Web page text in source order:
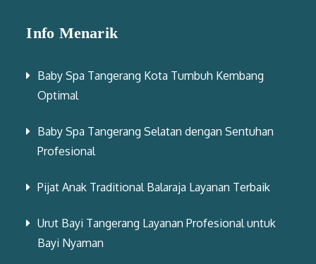
Info Menarik
Baby Spa Tangerang Kota Tumbuh Kembang
Optimal
Baby Spa Tangerang Selatan dengan Sentuhan
Profesional
Pijat Anak Traditional Balaraja Layanan Terbaik
Urut Bayi Tangerang Layanan Profesional untuk
Bayi Nyaman